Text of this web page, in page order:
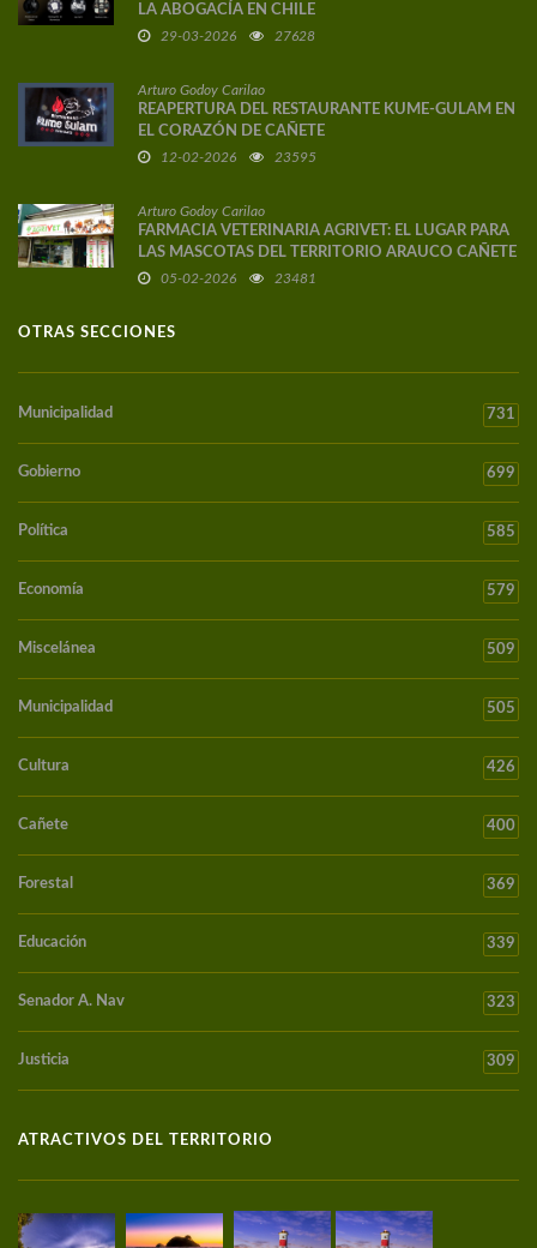
LA ABOGACÍA EN CHILE
29-03-2026 27628
Arturo Godoy Carilao
REAPERTURA DEL RESTAURANTE KUME-GULAM EN
EL CORAZÓN DE CAÑETE
12-02-2026 23595
Arturo Godoy Carilao
FARMACIA VETERINARIA AGRIVET: EL LUGAR PARA
LAS MASCOTAS DEL TERRITORIO ARAUCO CAÑETE
05-02-2026 23481
OTRAS SECCIONES
Municipalidad 731
Gobierno 699
Política 585
Economía 579
Miscelánea 509
Municipalidad 505
Cultura 426
Cañete 400
Forestal 369
Educación 339
Senador A. Nav 323
Justicia 309
ATRACTIVOS DEL TERRITORIO